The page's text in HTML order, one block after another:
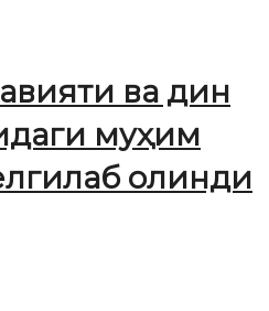
ва дин
муҳим
олинди